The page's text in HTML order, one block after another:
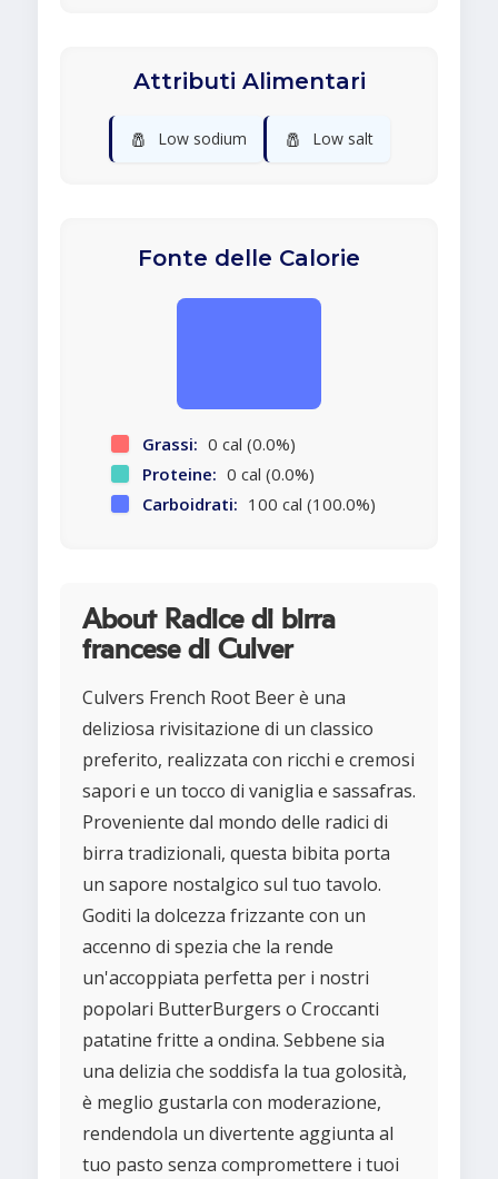
Attributi Alimentari
🧂 Low sodium 🧂 Low salt
Fonte delle Calorie
Grassi: 0 cal (0.0%)
Proteine: 0 cal (0.0%)
Carboidrati: 100 cal (100.0%)
About Radice di birra
francese di Culver
Culvers French Root Beer è una
deliziosa rivisitazione di un classico
preferito, realizzata con ricchi e cremosi
sapori e un tocco di vaniglia e sassafras.
Proveniente dal mondo delle radici di
birra tradizionali, questa bibita porta
un sapore nostalgico sul tuo tavolo.
Goditi la dolcezza frizzante con un
accenno di spezia che la rende
un'accoppiata perfetta per i nostri
popolari ButterBurgers o Croccanti
patatine fritte a ondina. Sebbene sia
una delizia che soddisfa la tua golosità,
è meglio gustarla con moderazione,
rendendola un divertente aggiunta al
tuo pasto senza compromettere i tuoi